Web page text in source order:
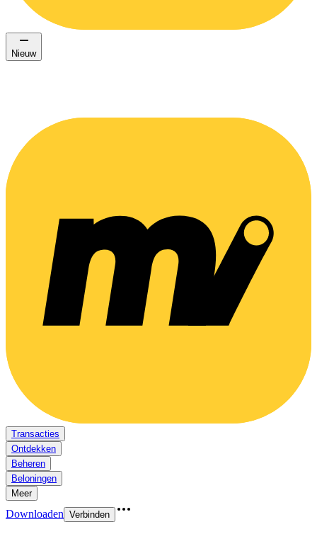
Nieuw
Transacties
Ontdekken
Beheren
Beloningen
Meer
Downloaden Verbinden